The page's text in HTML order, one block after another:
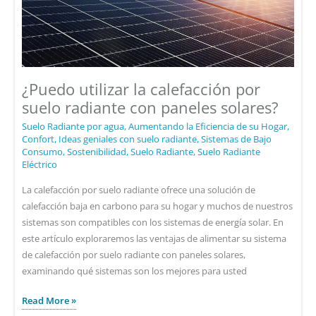
¿Puedo utilizar la calefacción por
suelo radiante con paneles solares?
Suelo Radiante por agua,Aumentando la Eficiencia de su Hogar,
Confort, Ideas geniales con suelo radiante,Sistemas de Bajo
Consumo,Sostenibilidad,Suelo Radiante,Suelo Radiante
Eléctrico
La calefacción por suelo radiante ofrece una solución de
calefacción baja en carbono para su hogar y muchos de nuestros
sistemas son compatibles con los sistemas de energía solar. En
este artículo exploraremos las ventajas de alimentar su sistema
de calefacción por suelo radiante con paneles solares,
examinando qué sistemas son los mejores para usted
¿Puedo
Read More »